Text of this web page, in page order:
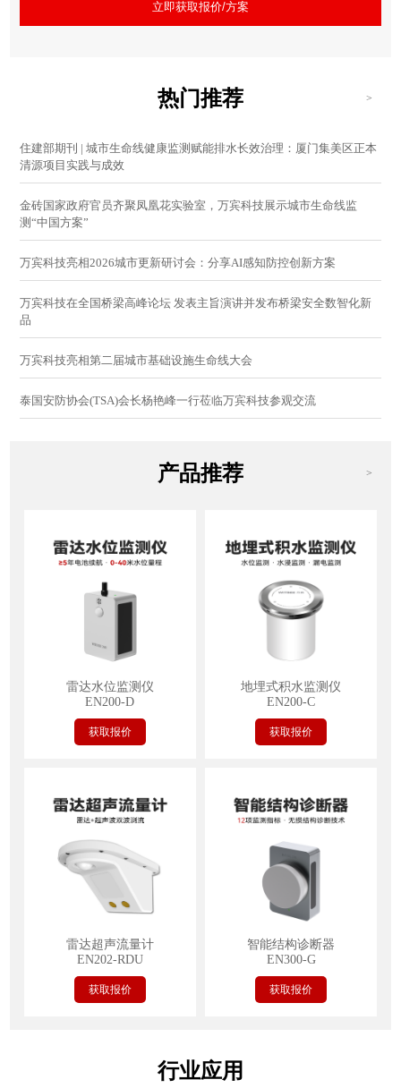
立即获取报价/方案
热门推荐 >
住建部期刊 | 城市生命线健康监测赋能排水长效治理：厦门集美区正本
清源项目实践与成效
金砖国家政府官员齐聚凤凰花实验室，万宾科技展示城市生命线监
测“中国方案”
万宾科技亮相2026城市更新研讨会：分享AI感知防控创新方案
万宾科技在全国桥梁高峰论坛 发表主旨演讲并发布桥梁安全数智化新
品
万宾科技亮相第二届城市基础设施生命线大会
泰国安防协会(TSA)会长杨艳峰一行莅临万宾科技参观交流
产品推荐 >
雷达水位监测仪
EN200-D
获取报价
地埋式积水监测仪
EN200-C
获取报价
雷达超声流量计
EN202-RDU
获取报价
智能结构诊断器
EN300-G
获取报价
行业应用